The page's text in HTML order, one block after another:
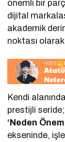
önemli bir
dijital
akademik
noktası
Kendi
prestijli seride;
‘Neden
ekseninde,